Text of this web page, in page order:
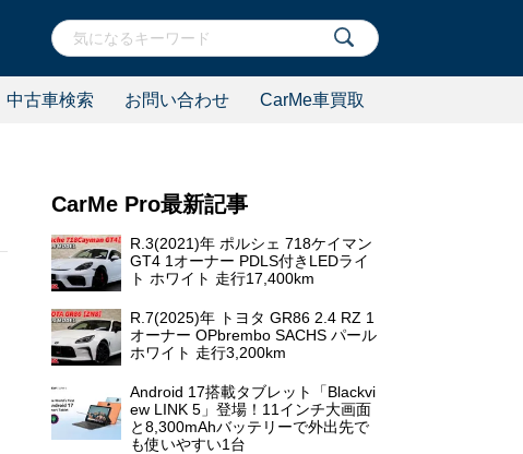
中古車検索 お問い合わせ CarMe車買取
CarMe Pro最新記事
R.3(2021)年 ポルシェ 718ケイマン
GT4 1オーナー PDLS付きLEDライ
ト ホワイト 走行17,400km
R.7(2025)年 トヨタ GR86 2.4 RZ 1
オーナー OPbrembo SACHS パール
ホワイト 走行3,200km
Android 17搭載タブレット「Blackvi
ew LINK 5」登場！11インチ大画面
と8,300mAhバッテリーで外出先で
も使いやすい1台